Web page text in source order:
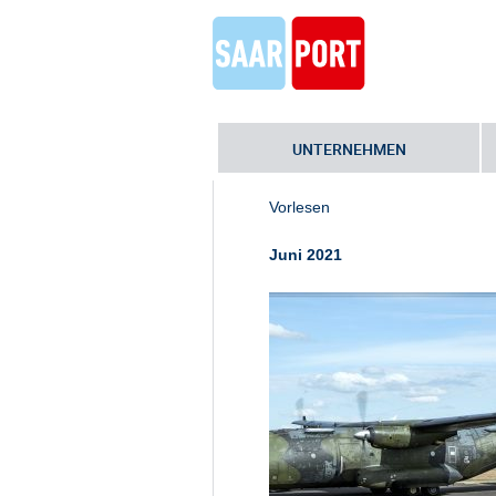
UNTERNEHMEN
Home » Transall verabschiedet
Vorlesen
Juni 2021